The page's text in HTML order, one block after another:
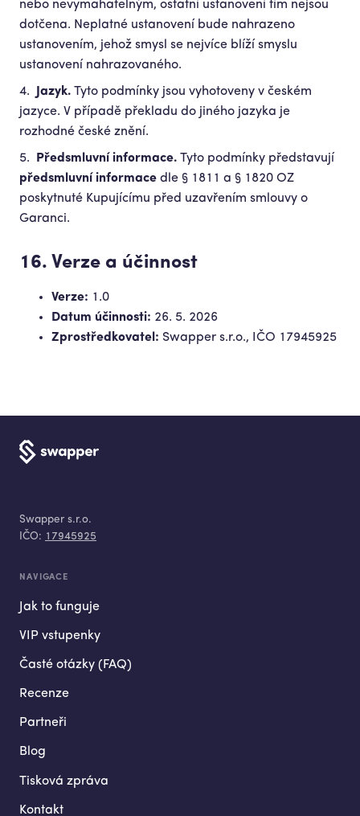
nebo nevymahatelným, ostatní ustanovení tím nejsou
dotčena. Neplatné ustanovení bude nahrazeno
ustanovením, jehož smysl se nejvíce blíží smyslu
ustanovení nahrazovaného.
Jazyk. Tyto podmínky jsou vyhotoveny v českém
jazyce. V případě překladu do jiného jazyka je
rozhodné české znění.
Předsmluvní informace. Tyto podmínky představují
předsmluvní informace dle § 1811 a § 1820 OZ
poskytnuté Kupujícímu před uzavřením smlouvy o
Garanci.
16. Verze a účinnost
Verze: 1.0
Datum účinnosti: 26. 5. 2026
Zprostředkovatel: Swapper s.r.o., IČO 17945925
Swapper s.r.o.
IČO: 17945925
NAVIGACE
Jak to funguje
VIP vstupenky
Časté otázky (FAQ)
Recenze
Partneři
Blog
Tisková zpráva
Kontakt